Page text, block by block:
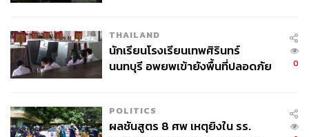
THAILAND
นักเรียนโรงเรียนเทพศิรินทร์
นนทบุรี อพยพเข้ายังพื้นที่ปลอดภัย
0
POLITICS
ผลชันสูตร 8 ศพ เหตุยิงใน รร.